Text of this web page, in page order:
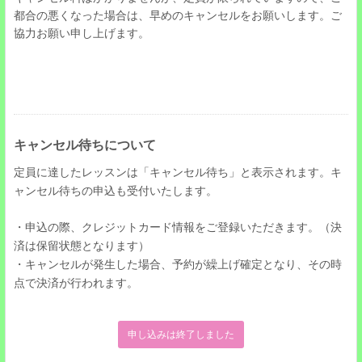
都合の悪くなった場合は、早めのキャンセルをお願いします。ご
協力お願い申し上げます。
キャンセル待ちについて
定員に達したレッスンは「キャンセル待ち」と表示されます。 キ
ャンセル待ちの申込も受付いたします。
・申込の際、クレジットカード情報をご登録いただきます。（決
済は保留状態となります）
・キャンセルが発生した場合、予約が繰上げ確定となり、その時
点で決済が行われます。
申し込みは終了しました